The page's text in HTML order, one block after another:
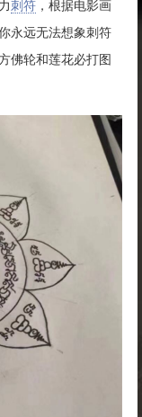
刺符 ，根据电影画
永远无法想象刺符
佛轮和莲花必打图